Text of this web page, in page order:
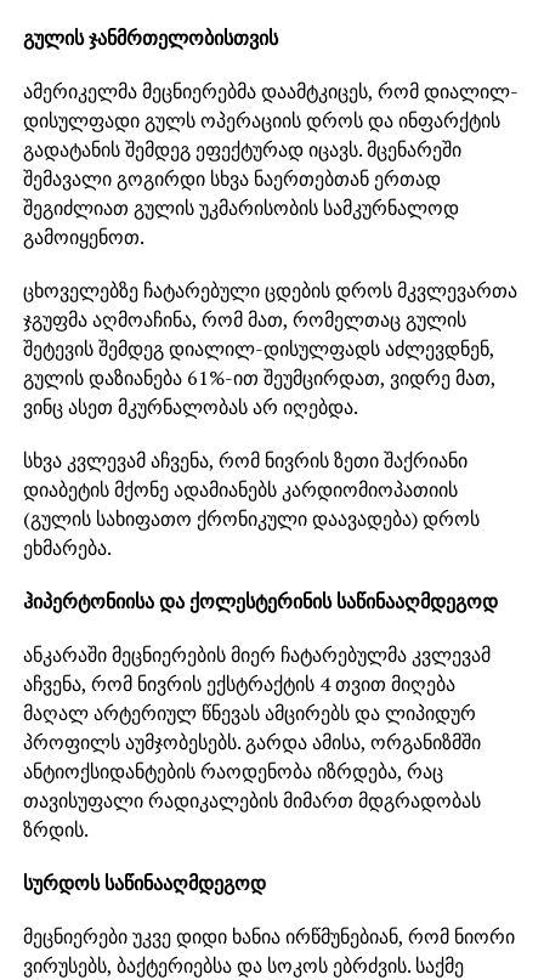
გულის ჯანმრთელობისთვის
ამერიკელმა მეცნიერებმა დაამტკიცეს, რომ დიალილ-
დისულფადი გულს ოპერაციის დროს და ინფარქტის
გადატანის შემდეგ ეფექტურად იცავს. მცენარეში
შემავალი გოგირდი სხვა ნაერთებთან ერთად
შეგიძლიათ გულის უკმარისობის სამკურნალოდ
გამოიყენოთ.
ცხოველებზე ჩატარებული ცდების დროს მკვლევართა
ჯგუფმა აღმოაჩინა, რომ მათ, რომელთაც გულის
შეტევის შემდეგ დიალილ-დისულფადს აძლევდნენ,
გულის დაზიანება 61%-ით შეუმცირდათ, ვიდრე მათ,
ვინც ასეთ მკურნალობას არ იღებდა.
სხვა კვლევამ აჩვენა, რომ ნივრის ზეთი შაქრიანი
დიაბეტის მქონე ადამიანებს კარდიომიოპათიის
(გულის სახიფათო ქრონიკული დაავადება) დროს
ეხმარება.
ჰიპერტონიისა და ქოლესტერინის საწინააღმდეგოდ
ანკარაში მეცნიერების მიერ ჩატარებულმა კვლევამ
აჩვენა, რომ ნივრის ექსტრაქტის 4 თვით მიღება
მაღალ არტერიულ წნევას ამცირებს და ლიპიდურ
პროფილს აუმჯობესებს. გარდა ამისა, ორგანიზმში
ანტიოქსიდანტების რაოდენობა იზრდება, რაც
თავისუფალი რადიკალების მიმართ მდგრადობას
ზრდის.
სურდოს საწინააღმდეგოდ
მეცნიერები უკვე დიდი ხანია ირწმუნებიან, რომ ნიორი
ვირუსებს, ბაქტერიებსა და სოკოს ებრძვის. საქმე